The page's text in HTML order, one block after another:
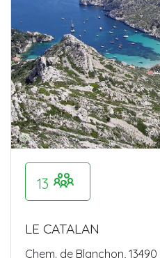
13
LE CATALAN
Chem. de Blanchon,